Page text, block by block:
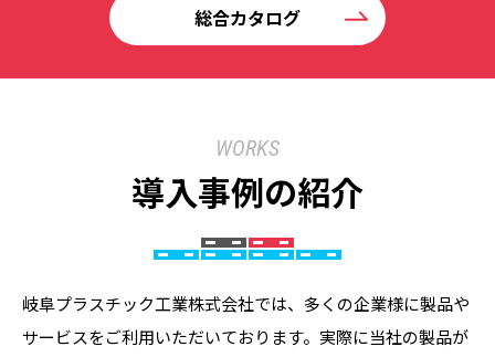
総合カタログ
WORKS
導入事例の紹介
岐阜プラスチック工業株式会社では、多くの企業様に製品や
サービスをご利用いただいております。実際に当社の製品が